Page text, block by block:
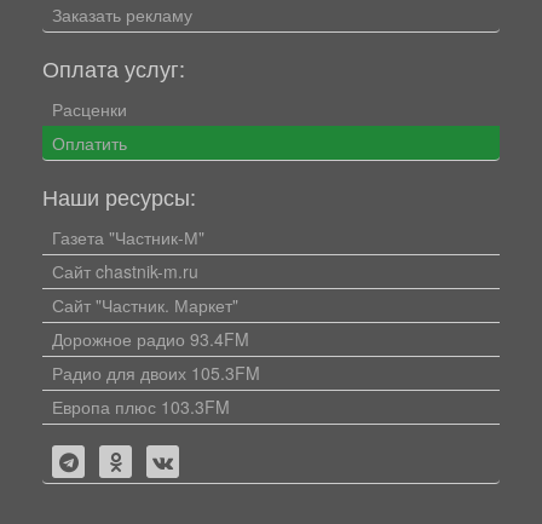
Заказать рекламу
Оплата услуг:
Расценки
Оплатить
Наши ресурсы:
Газета "Частник-М"
Сайт chastnik-m.ru
Сайт "Частник. Маркет"
Дорожное радио 93.4FM
Радио для двоих 105.3FM
Европа плюс 103.3FM